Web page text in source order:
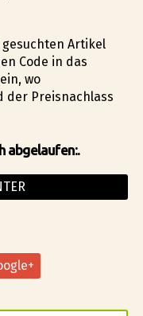
Artikel
Code in das
wo
der Preisnachlass
abgelaufen:.